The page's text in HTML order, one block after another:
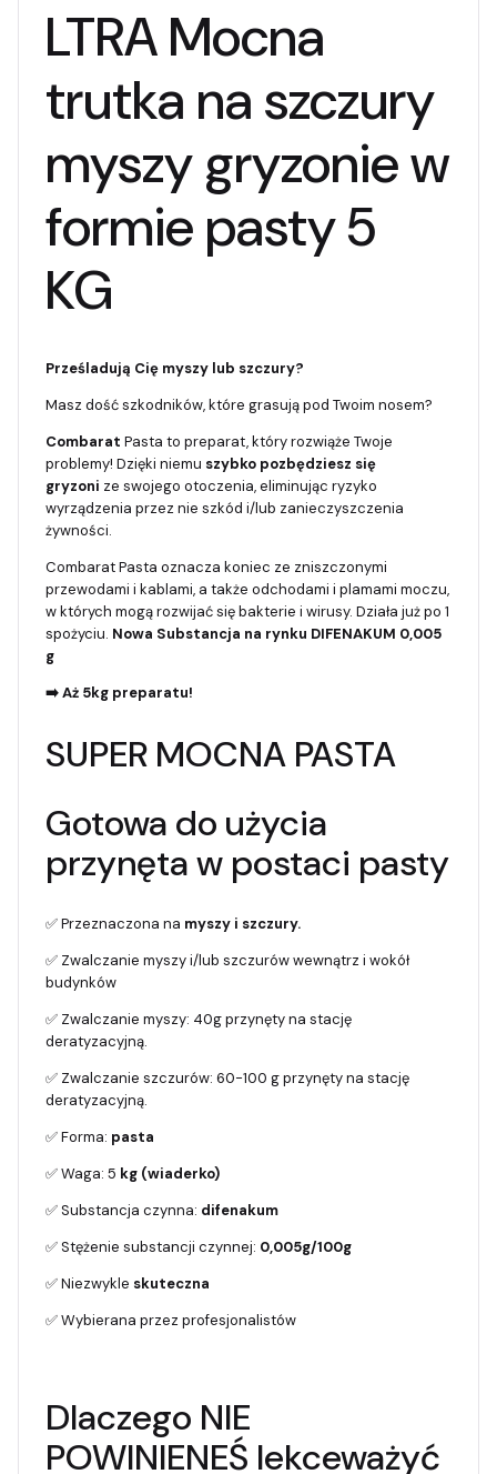
LTRA Mocna
trutka na szczury
myszy gryzonie w
formie pasty 5
KG
Prześladują Cię myszy lub szczury?
Masz dość szkodników, które grasują pod Twoim nosem?
Combarat Pasta to preparat, który rozwiąże Twoje
problemy! Dzięki niemu szybko pozbędziesz się
gryzoni ze swojego otoczenia, eliminując ryzyko
wyrządzenia przez nie szkód i/lub zanieczyszczenia
żywności.
Combarat Pasta oznacza koniec ze zniszczonymi
przewodami i kablami, a także odchodami i plamami moczu,
w których mogą rozwijać się bakterie i wirusy. Działa już po 1
spożyciu. Nowa Substancja na rynku DIFENAKUM 0,005
g
➡️ Aż 5kg preparatu!
SUPER MOCNA PASTA
Gotowa do użycia
przynęta w postaci pasty
✅ Przeznaczona na myszy i szczury.
✅ Zwalczanie myszy i/lub szczurów wewnątrz i wokół
budynków
✅ Zwalczanie myszy: 40g przynęty na stację
deratyzacyjną.
✅ Zwalczanie szczurów: 60-100 g przynęty na stację
deratyzacyjną.
✅ Forma: pasta
✅ Waga: 5 kg (wiaderko)
✅ Substancja czynna: difenakum
✅ Stężenie substancji czynnej: 0,005g/100g
✅ Niezwykle skuteczna
✅ Wybierana przez profesjonalistów
Dlaczego NIE
POWINIENEŚ lekceważyć